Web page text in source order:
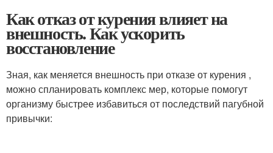
Как отказ от курения влияет на
внешность. Как ускорить
восстановление
Зная, как меняется внешность при отказе от курения ,
можно спланировать комплекс мер, которые помогут
организму быстрее избавиться от последствий пагубной
привычки: